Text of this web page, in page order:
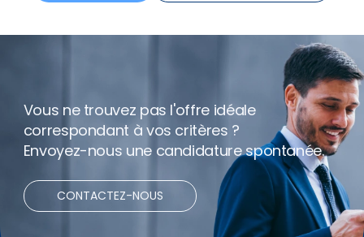
Horaires flexibles
Bonus
Net expenses
Vous ne trouvez pas l'offre idéale
correspondant à vos critères ?
Envoyez-nous une candidature spontanée.
CONTACTEZ-NOUS